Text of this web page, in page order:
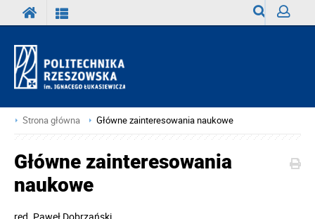
Strona główna Główne zainteresowania naukowe
Główne zainteresowania
naukowe